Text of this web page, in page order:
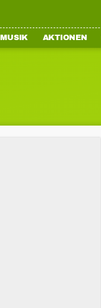
MUSIK AKTIONEN